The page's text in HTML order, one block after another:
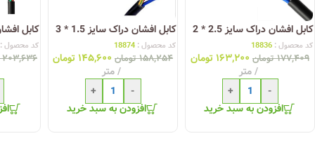
کابل افشان دراک سایز 2.5 * 2
کد محصول : 18836
۱۷۷,۴۰۹ تومان ۱۶۳,۲۰۰ تومان
متر
-
+
افزودن به سبد خرید
کابل افشان دراک سایز 1.5 * 3
کد محصول : 18874
۱۵۸,۲۵۴ تومان ۱۴۵,۶۰۰ تومان
متر
-
+
افزودن به سبد خرید
کابل
کد محصول
۲۰۳,۶۳۶